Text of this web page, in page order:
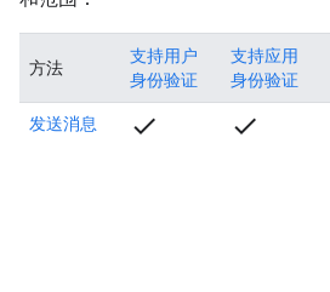
方法
支持用户
身份验证
支持应用
身份验证
发送消息 check check